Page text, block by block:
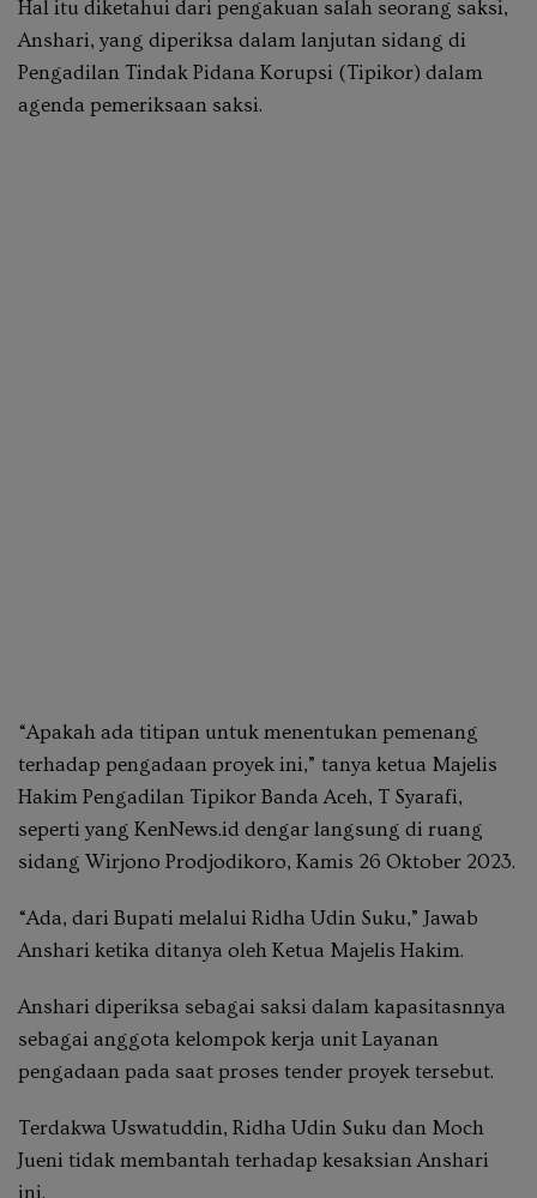
Hal itu diketahui dari pengakuan salah seorang saksi,
Anshari, yang diperiksa dalam lanjutan sidang di
Pengadilan Tindak Pidana Korupsi (Tipikor) dalam
agenda pemeriksaan saksi.
“Apakah ada titipan untuk menentukan pemenang
terhadap pengadaan proyek ini,” tanya ketua Majelis
Hakim Pengadilan Tipikor Banda Aceh, T Syarafi,
seperti yang KenNews.id dengar langsung di ruang
sidang Wirjono Prodjodikoro, Kamis 26 Oktober 2023.
“Ada, dari Bupati melalui Ridha Udin Suku,” Jawab
Anshari ketika ditanya oleh Ketua Majelis Hakim.
Anshari diperiksa sebagai saksi dalam kapasitasnnya
sebagai anggota kelompok kerja unit Layanan
pengadaan pada saat proses tender proyek tersebut.
Terdakwa Uswatuddin, Ridha Udin Suku dan Moch
Jueni tidak membantah terhadap kesaksian Anshari
ini.